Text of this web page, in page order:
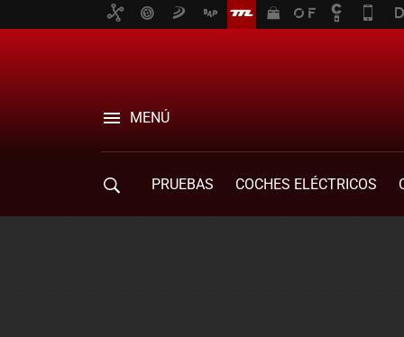
MENÚ
PRUEBAS COCHES ELÉCTRICOS